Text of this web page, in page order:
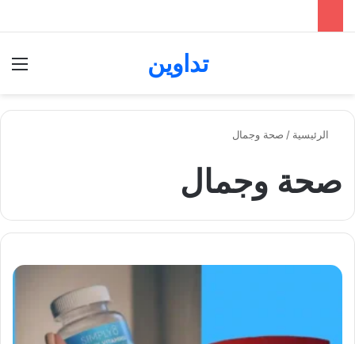
تداوين
الرئيسية / صحة وجمال
صحة وجمال